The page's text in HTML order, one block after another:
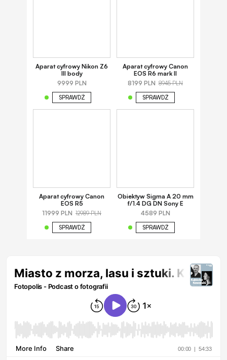
Aparat cyfrowy Nikon Z6
III body
9999 PLN
SPRAWDŹ
Aparat cyfrowy Canon
EOS R6 mark II
8199 PLN 8945 PLN
SPRAWDŹ
Aparat cyfrowy Canon
EOS R5
11999 PLN 12989 PLN
SPRAWDŹ
Obiektyw Sigma A 20 mm
f/1.4 DG DN Sony E
4589 PLN
SPRAWDŹ